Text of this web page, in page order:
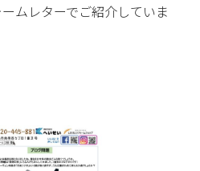
ムレターでご紹介していま